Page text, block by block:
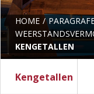
HOME
KENGETALLEN
Kengetallen